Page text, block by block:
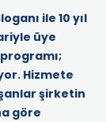
ile 10 yıl
üye
Hizmete
şirketin
göre